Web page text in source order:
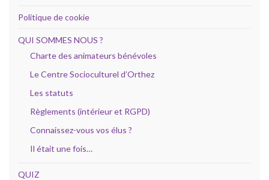
Politique de cookie
QUI SOMMES NOUS ?
Charte des animateurs bénévoles
Le Centre Socioculturel d’Orthez
Les statuts
Règlements (intérieur et RGPD)
Connaissez-vous vos élus ?
Il était une fois…
QUIZ